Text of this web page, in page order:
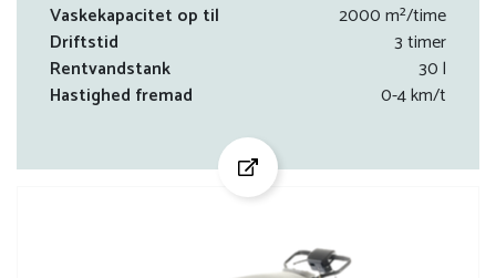
Vaskekapacitet op til
2000 m²/time
Driftstid
3 timer
Rentvandstank
30 l
Hastighed fremad
0-4 km/t